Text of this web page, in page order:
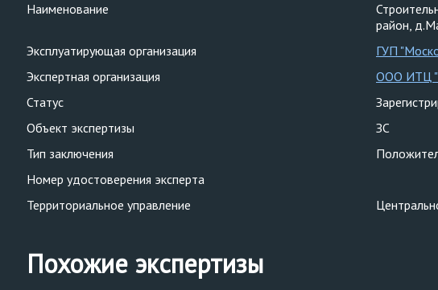
Наименование
район,
Эксплуатирующая организация
ГУП
Экспертная организация
ООО ИТЦ
Статус
Объект экспертизы
ЗС
Тип заключения
Номер удостоверения эксперта
Территориальное управление
Похожие экспертизы